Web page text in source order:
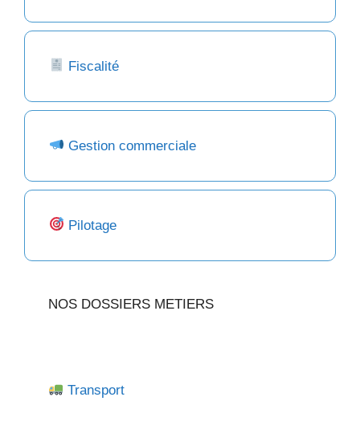
Fiscalité
Gestion commerciale
Pilotage
NOS DOSSIERS METIERS
Transport